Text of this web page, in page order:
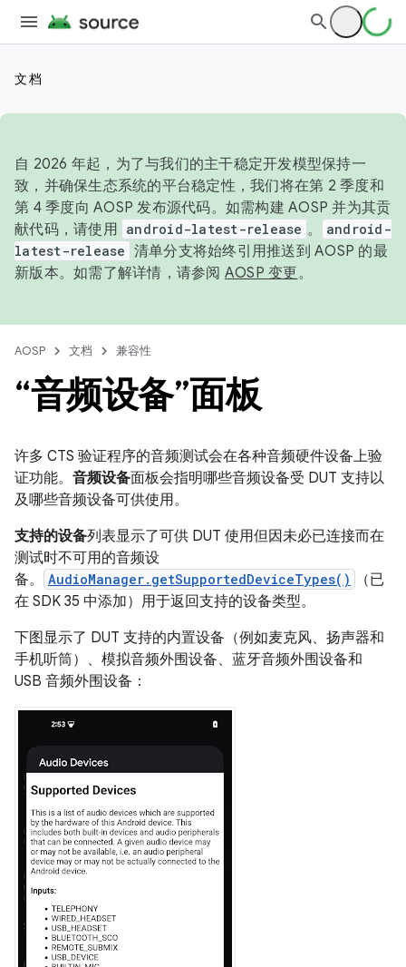
文档
自 2026 年起，为了与我们的主干稳定开发模型保持一
致，并确保生态系统的平台稳定性，我们将在第 2 季度和
第 4 季度向 AOSP 发布源代码。如需构建 AOSP 并为其贡
献代码，请使用 android-latest-release 。
android-
latest-release 清单分支将始终引用推送到 AOSP 的最
新版本。如需了解详情，请参阅 AOSP 变更。
AOSP 文档 兼容性
“音频设备”面板
许多 CTS 验证程序的音频测试会在各种音频硬件设备上验
证功能。 音频设备面板会指明哪些音频设备受 DUT 支持以
及哪些音频设备可供使用。
支持的设备列表显示了可供 DUT 使用但因未必已连接而在
测试时不可用的音频设
备。
AudioManager.getSupportedDeviceTypes()
（已
在 SDK 35 中添加）用于返回支持的设备类型。
下图显示了 DUT 支持的内置设备（例如麦克风、扬声器和
手机听筒）、模拟音频外围设备、蓝牙音频外围设备和
USB 音频外围设备：